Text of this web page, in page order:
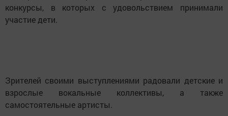
конкурсы, в которых с удовольствием принимали
участие дети.
Зрителей своими выступлениями радовали детские и
взрослые вокальные коллективы, а также
самостоятельные артисты.